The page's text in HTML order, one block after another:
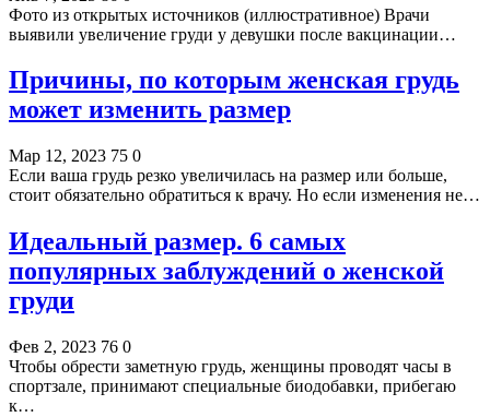
Фото из открытых источников (иллюстративное) Врачи
выявили увеличение груди у девушки после вакцинации…
Причины, по которым женская грудь
может изменить размер
Мар 12, 2023 75 0
Если ваша грудь резко увеличилась на размер или больше,
стоит обязательно обратиться к врачу. Но если изменения не…
Идеальный размер. 6 самых
популярных заблуждений о женской
груди
Фев 2, 2023 76 0
Чтобы обрести заметную грудь, женщины проводят часы в
спортзале, принимают специальные биодобавки, прибегаю
к…